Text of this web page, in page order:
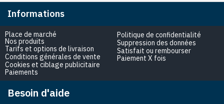
Informations
Place de marché
Nos produits
Tarifs et options de livraison
Conditions générales de vente
Cookies et ciblage publicitaire
Paiements
Politique de confidentialité
Suppression des données
Satisfait ou rembourser
Paiement X fois
Besoin d'aide